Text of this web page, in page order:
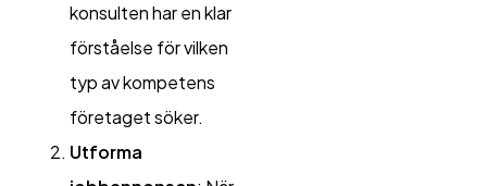
konsulten har en klar
förståelse för vilken
typ av kompetens
företaget söker.
Utforma